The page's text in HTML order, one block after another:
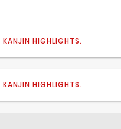
KANJIN HIGHLIGHTS.
初開催「DH POP UP
2026」に130名を超える
KANJIN HIGHLIGHTS.
2026/07/01
Ciメディカル新大阪ショー
にて開催された経営セミ